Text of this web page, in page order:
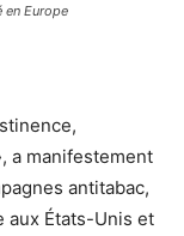
en Europe
a manifestement
antitabac,
aux États-Unis et